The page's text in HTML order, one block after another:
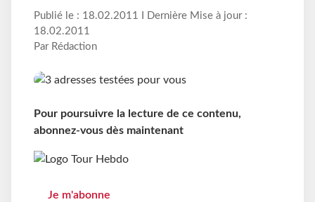
Publié le : 18.02.2011 I Dernière Mise à jour :
18.02.2011
Par Rédaction
Pour poursuivre la lecture de ce contenu,
abonnez-vous dès maintenant
Je m'abonne